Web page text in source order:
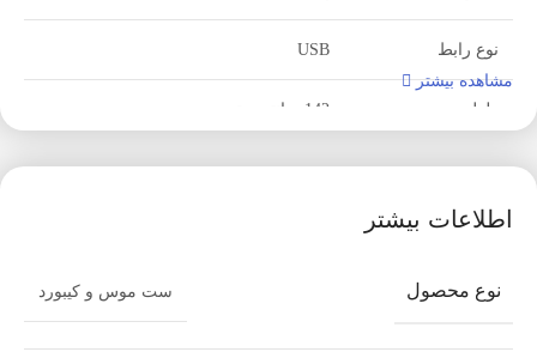
نوع رابط USB
طول سیم 142 سانتی متر
نوع حسگر اپتيکال
روکش کابل
تعداد کلید های موس
موس: 2.5×12×6 سانتی متر کیبورد:
مشاهده بیشتر
اطلاعات بیشتر
نوع محصول ست موس و کیبورد